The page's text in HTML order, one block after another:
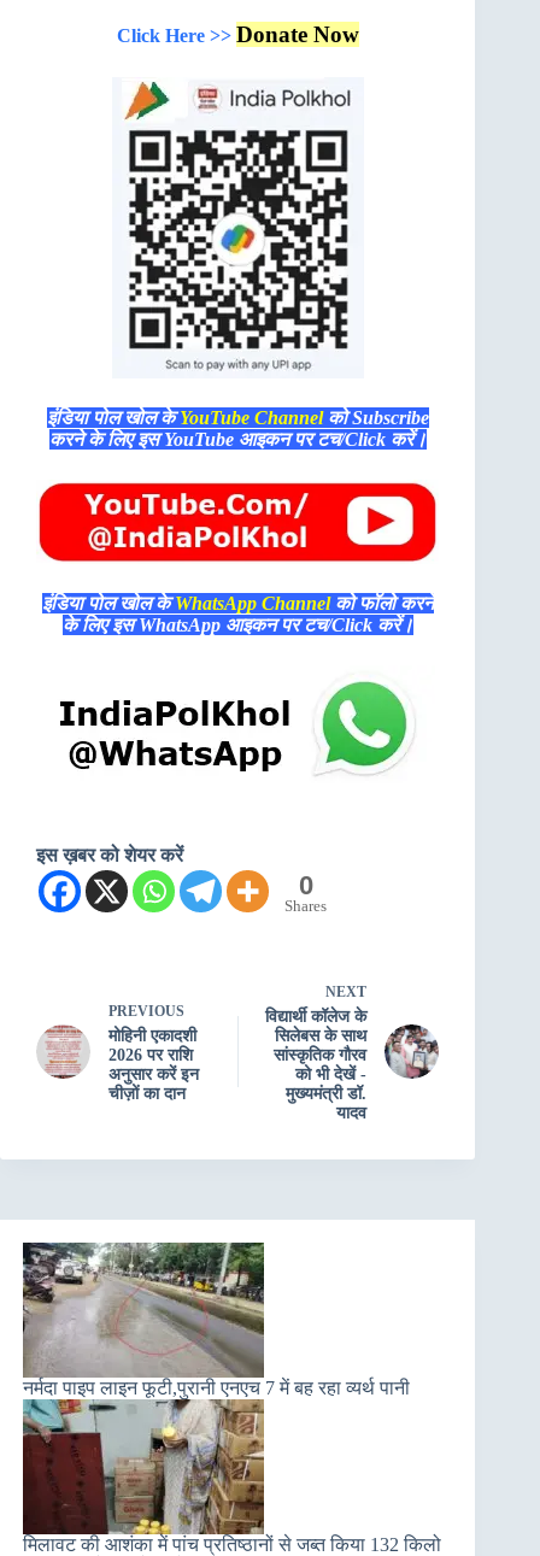
Click Here >> Donate Now
इंडिया पोल खोल केYouTube Channelको Subscribe
करने के लिए इस YouTube आइकन पर टच/Click करें।
इंडिया पोल खोल केWhatsApp Channelको फॉलो करने
के लिए इस WhatsApp आइकन पर टच/Click करें।
इस ख़बर को शेयर करें
0
Shares
PREVIOUS
मोहिनी एकादशी
2026 पर राशि
अनुसार करें इन
चीज़ों का दान
NEXT
विद्यार्थी कॉलेज के
सिलेबस के साथ
सांस्‍कृतिक गौरव
को भी देखें -
मुख्‍यमंत्री डॉ.
यादव
नर्मदा पाइप लाइन फूटी,पुरानी एनएच 7 में बह रहा व्यर्थ पानी
मिलावट की आशंका में पांच प्रतिष्ठानों से जब्त किया 132 किलो